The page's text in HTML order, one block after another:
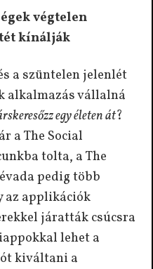
végtelen
kínálják
a szüntelen jelenlét
alkalmazás vállalná
egy életen át?
a The Social
tolta, a The
pedig több
az applikációk
járatták csúcsra
lehet a
kiváltani a